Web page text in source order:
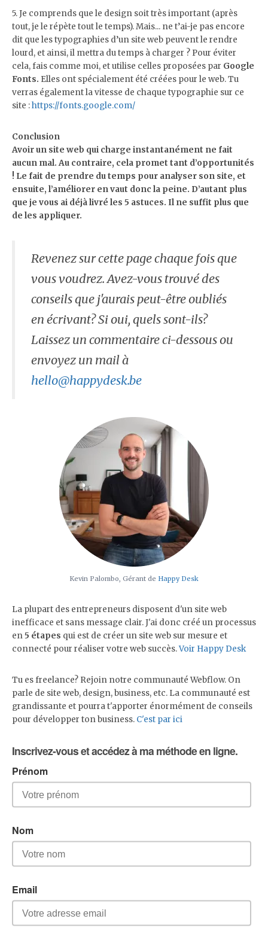
5. Je comprends que le design soit très important (après
tout, je le répète tout le temps). Mais... ne t’ai-je pas encore
dit que les typographies d’un site web peuvent le rendre
lourd, et ainsi, il mettra du temps à charger ? Pour éviter
cela, fais comme moi, et utilise celles proposées par Google
Fonts. Elles ont spécialement été créées pour le web. Tu
verras également la vitesse de chaque typographie sur ce
site :https://fonts.google.com/
Conclusion
Avoir un site web qui charge instantanément ne fait
aucun mal. Au contraire, cela promet tant d’opportunités
! Le fait de prendre du temps pour analyser son site, et
ensuite, l’améliorer en vaut donc la peine. D’autant plus
que je vous ai déjà livré les 5 astuces. Il ne suffit plus que
de les appliquer.
Revenez sur cette page chaque fois que
vous voudrez. Avez-vous trouvé des
conseils que j'aurais peut-être oubliés
en écrivant? Si oui, quels sont-ils?
Laissez un commentaire ci-dessous ou
envoyez un mail à
hello@happydesk.be
Kevin Palombo, Gérant de Happy Desk
La plupart des entrepreneurs disposent d'un site web
inefficace et sans message clair. J'ai donc créé un processus
en5 étapes qui est de créer un site web sur mesure et
connecté pour réaliser votre web succès.Voir Happy Desk
Tu es freelance? Rejoin notre communauté Webflow. On
parle de site web, design, business, etc. La communauté est
grandissante et pourra t'apporter énormément de conseils
pour développer ton business. C'est par ici
Inscrivez-vous et accédez à ma méthode en ligne.